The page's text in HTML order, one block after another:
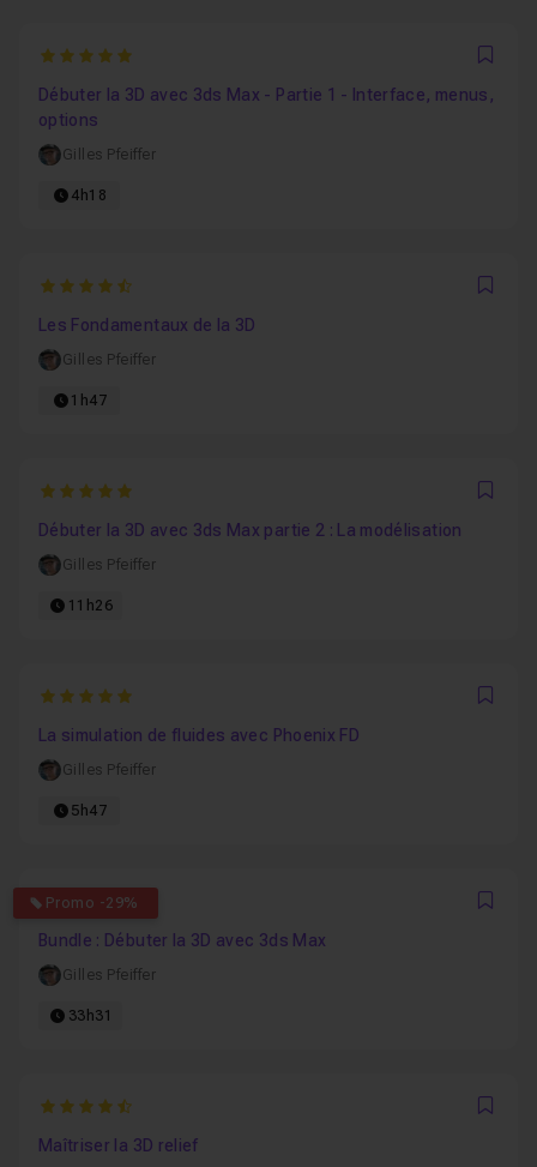
5
Débuter la 3D avec 3ds Max - Partie 1 - Interface, menus,
options
Gilles Pfeiffer
4h18
4.9705882352941
Les Fondamentaux de la 3D
Gilles Pfeiffer
1h47
5
Débuter la 3D avec 3ds Max partie 2 : La modélisation
Gilles Pfeiffer
11h26
5
La simulation de fluides avec Phoenix FD
Gilles Pfeiffer
5h47
Promo -29%
4.7619047619048
Bundle : Débuter la 3D avec 3ds Max
Gilles Pfeiffer
33h31
4.6666666666667
Maîtriser la 3D relief